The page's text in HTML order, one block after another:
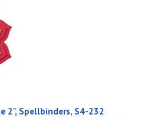
2", Spellbinders, S4-232